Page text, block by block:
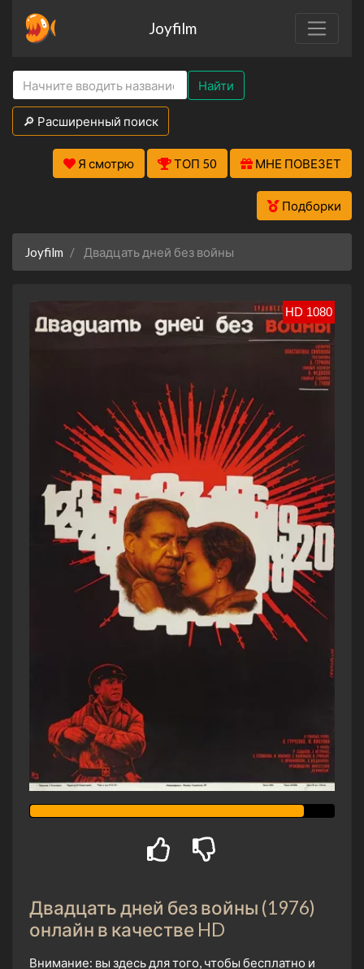
Joyfilm
Найти
🔎 Расширенный поиск
Я смотрю ТОП 50 МНЕ ПОВЕЗЕТ
Подборки
Joyfilm Двадцать дней без войны
HD 1080
Двадцать дней без войны (1976)
онлайн в качестве HD
Внимание: вы здесь для того, чтобы бесплатно и